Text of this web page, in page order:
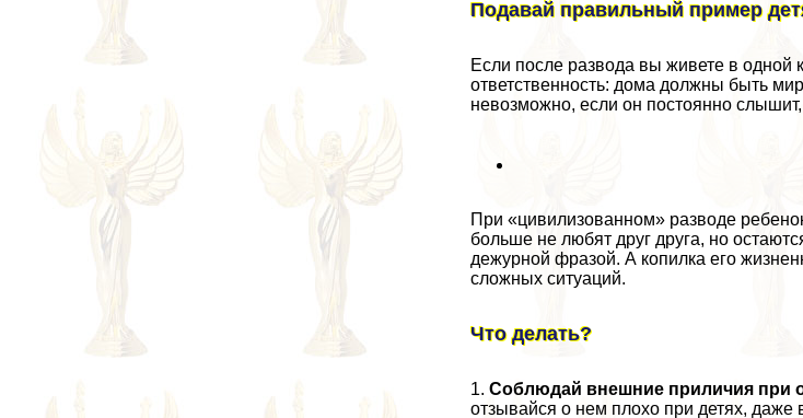
Подавай правильный пример
Если после развода вы живете в одной
ответственность: дома должны быть
невозможно, если он постоянно
При «цивилизованном» разводе
больше не любят друг друга, но
дежурной фразой. А копилка его
сложных ситуаций.
Что делать?
1.Соблюдай внешние приличия
отзывайся о нем плохо при детях,